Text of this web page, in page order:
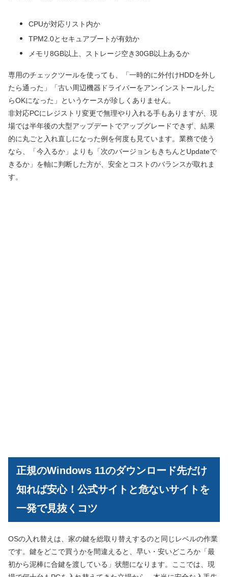
CPUが対応リスト内か
TPM2.0とセキュアブートが有効か
メモリ8GB以上、ストレージ空き30GB以上あるか
専用のチェックツールを使っても、「一時的に外付けHDDを外し
たら通った」「古い周辺機器ドライバーをアンインストールした
らOKになった」というケースが珍しくありません。
非対応PCにレジストリ変更で無理やり入れる手もありますが、現
場では半年後の大型アップデートでアップグレードできず、結果
的に丸ごと入れ直しになった例を何度も見ています。業務で使う
なら、「今入るか」よりも「次のバージョンもきちんとUpdateで
きるか」を軸に判断した方が、安全とコストのバランスが取れま
す。
正規のWindows 11のダウンロード先だけ
知れば安心！公式サイトと危ないサイトを
一発で見抜くコツ
OSの入れ替えは、家の鍵を総取り替えするのと同じレベルの作業
です。鍵をどこで買うかを間違えると、早い・安いどころか「最
初から泥棒に合鍵を渡している」状態になります。ここでは、現